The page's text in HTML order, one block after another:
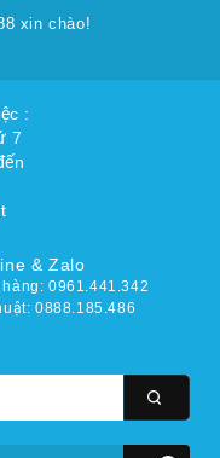
xin chào!
:
7
& Zalo
hàng: 0961.441.342
0888.185.486